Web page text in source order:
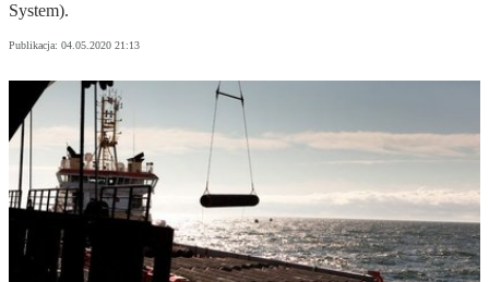
System).
Publikacja: 04.05.2020 21:13